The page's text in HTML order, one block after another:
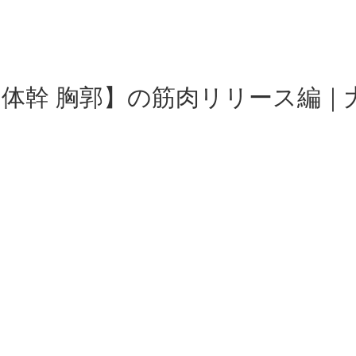
幹 胸郭】の筋肉リリース編